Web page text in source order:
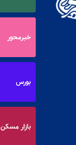
خبرمحور
بورس
بازار مسکن